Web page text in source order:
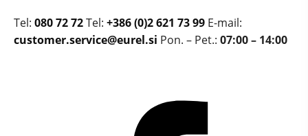
Tel: 080 72 72Tel: +386 (0)2 621 73 99 E-mail:
customer.service@eurel.si Pon. – Pet.: 07:00 – 14:00